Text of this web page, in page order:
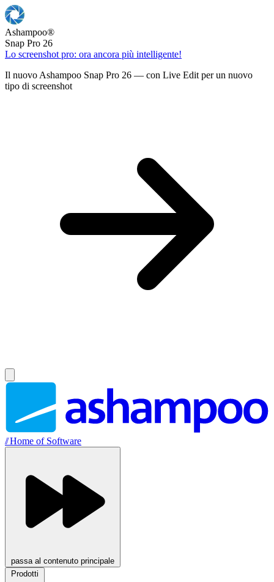
Ashampoo®
Snap Pro 26
Lo screenshot pro: ora ancora più intelligente!
Il nuovo Ashampoo Snap Pro 26 — con Live Edit per un nuovo
tipo di screenshot
//Home of Software
passa al contenuto principale
Prodotti